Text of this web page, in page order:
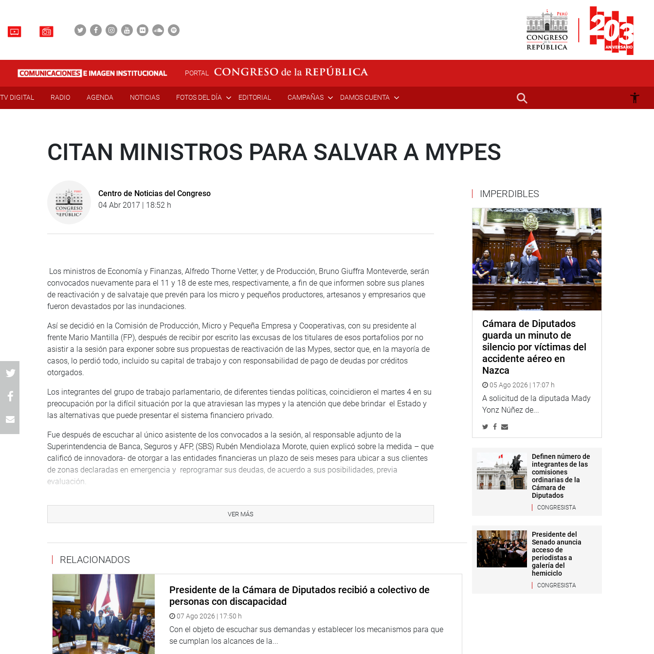
PORTAL
TV DIGITAL RADIO AGENDA NOTICIAS FOTOS DEL DÍA EDITORIAL CAMPAÑAS DAMOS CUENTA
CITAN MINISTROS PARA SALVAR A MYPES
Centro de Noticias del Congreso
04 Abr 2017 | 18:52 h
Los ministros de Economía y Finanzas, Alfredo Thorne Vetter, y de Producción, Bruno Giuffra Monteverde, serán
convocados nuevamente para el 11 y 18 de este mes, respectivamente, a fin de que informen sobre sus planes
de reactivación y de salvataje que prevén para los micro y pequeños productores, artesanos y empresarios que
fueron devastados por las inundaciones.
Así se decidió en la Comisión de Producción, Micro y Pequeña Empresa y Cooperativas, con su presidente al
frente Mario Mantilla (FP), después de recibir por escrito las excusas de los titulares de esos portafolios por no
asistir a la sesión para exponer sobre sus propuestas de reactivación de las Mypes, sector que, en la mayoría de
casos, lo perdió todo, incluido su capital de trabajo y con responsabilidad de pago de deudas por créditos
otorgados.
Los integrantes del grupo de trabajo parlamentario, de diferentes tiendas políticas, coincidieron el martes 4 en su
preocupación por la difícil situación por la que atraviesan las mypes y la atención que debe brindar el Estado y
las alternativas que puede presentar el sistema financiero privado.
Fue después de escuchar al único asistente de los convocados a la sesión, al responsable adjunto de la
Superintendencia de Banca, Seguros y AFP, (SBS) Rubén Mendiolaza Morote, quien explicó sobre la medida – que
calificó de innovadora- de otorgar a las entidades financieras un plazo de seis meses para ubicar a sus clientes
de zonas declaradas en emergencia y reprogramar sus deudas, de acuerdo a sus posibilidades, previa
evaluación.
aplicando la reprogramación individual que funciona en nuestro país desde el 2010.
meses son muy cortos para reactivar las deterioradas economías de las afectadas mypes en las zonas de
emergencia
Para la congresista Gloria Montenegro (APP), la medida es importante, pero que los requerimientos de quienes
lo han perdido todo es capital de trabajo para remontar sus negocios y empezar a cumplir con sus pagos.
Percy Alcalá Mateo (FP) consideró que lo que necesitan las mypes es un período de gracia como medida
reactivadora y deslizó la posibilidad de que el Estado compre la deuda, como ocurrió en el pasado, a través de
COFIDE.
La legisladora María Elena Foronda (FA) fue enfática al señalar que los desastres no son naturales, sino producto
VER MÁS
RELACIONADOS
Presidente de la Cámara de Diputados recibió a colectivo de
personas con discapacidad
07 Ago 2026 | 17:50 h
Con el objeto de escuchar sus demandas y establecer los mecanismos para que
se cumplan los alcances de la...
IMPERDIBLES
Cámara de Diputados
guarda un minuto de
silencio por víctimas del
accidente aéreo en
Nazca
05 Ago 2026 | 17:07 h
A solicitud de la diputada Mady
Yonz Núñez de...
Definen número de
integrantes de las
comisiones
ordinarias de la
Cámara de
Diputados
CONGRESISTA
Presidente del
Senado anuncia
acceso de
periodistas a
galería del
hemiciclo
CONGRESISTA